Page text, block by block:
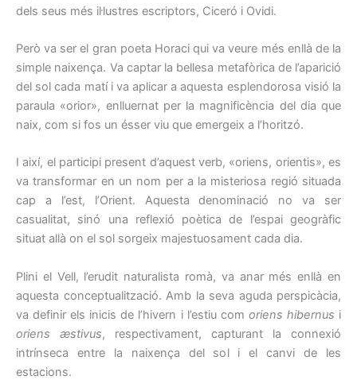
dels seus més il·lustres escriptors, Ciceró i Ovidi.
Però va ser el gran poeta Horaci qui va veure més enllà de la
simple naixença. Va captar la bellesa metafòrica de l’aparició
del sol cada matí i va aplicar a aquesta esplendorosa visió la
paraula «orior», enlluernat per la magnificència del dia que
naix, com si fos un ésser viu que emergeix a l’horitzó.
I així, el participi present d’aquest verb, «oriens, orientis», es
va transformar en un nom per a la misteriosa regió situada
cap a l’est, l’Orient. Aquesta denominació no va ser
casualitat, sinó una reflexió poètica de l’espai geogràfic
situat allà on el sol sorgeix majestuosament cada dia.
Plini el Vell, l’erudit naturalista romà, va anar més enllà en
aquesta conceptualització. Amb la seva aguda perspicàcia,
va definir els inicis de l’hivern i l’estiu com oriens hibernus i
oriens æstivus, respectivament, capturant la connexió
intrínseca entre la naixença del sol i el canvi de les
estacions.